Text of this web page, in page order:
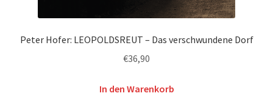
Peter Hofer: LEOPOLDSREUT – Das verschwundene Dorf
€36,90
In den Warenkorb